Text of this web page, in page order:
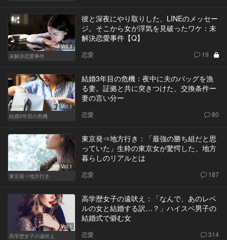
Vol.3
未解決恋愛事件
彼と深夜にやり取りした、LINEのメッセー
ジ。そこから女が浮気を見破ったワケ：未
解決恋愛事件【Q】
恋愛 19
Vol.1
結婚3年目の危機
結婚3年目の危機：夜中に夫のバッグを漁
る妻。証拠と共に突きつけた、交換条件ー
妻の言い分ー
恋愛 80
Vol.1
東京発⇒地方行き
東京発⇒地方行き：「最強の勝ち組だと思
っていた」生粋の東京女が驚愕した、地方
暮らしのリアルとは
恋愛 187
Vol.1
高学歴女子の遠吠え
高学歴女子の遠吠え：「なんで、あのレベ
ルの女と結婚する訳…？」ハイスペ男子の
結婚式で僻む女
恋愛 314